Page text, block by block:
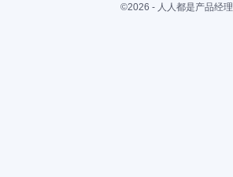
©2026 - 人人都是产品经理